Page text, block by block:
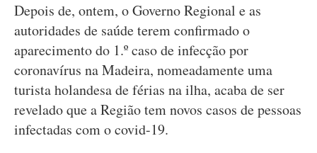
Depois de, ontem, o Governo Regional e as
autoridades de saúde terem confirmado o
aparecimento do 1.º caso de infecção por
coronavírus na Madeira, nomeadamente uma
turista holandesa de férias na ilha, acaba de ser
revelado que a Região tem novos casos de pessoas
infectadas com o covid-19.